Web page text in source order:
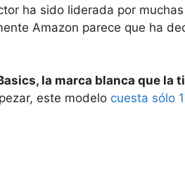
ha sido liderada por
Amazon parece que ha
la marca blanca que la
este modelo cuesta sólo